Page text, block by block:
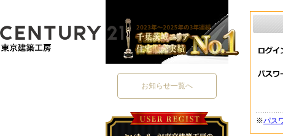
※パス
お知らせ一覧へ